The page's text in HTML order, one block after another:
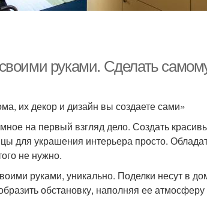
руками. Сделать
их декор и дизайн вы создаете сами»
на первый взгляд дело. Создать
для украшения интерьера просто.
не нужно.
руками, уникально. Поделки несут в
обстановку, наполняя ее